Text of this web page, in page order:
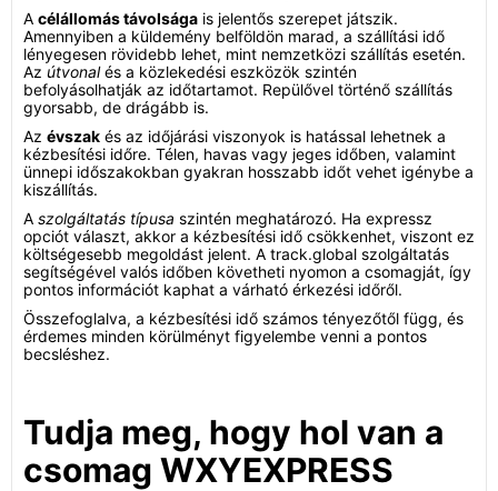
A célállomás távolsága is jelentős szerepet játszik.
Amennyiben a küldemény belföldön marad, a szállítási idő
lényegesen rövidebb lehet, mint nemzetközi szállítás esetén.
Az útvonalés a közlekedési eszközök szintén
befolyásolhatják az időtartamot. Repülővel történő szállítás
gyorsabb, de drágább is.
Az évszak és az időjárási viszonyok is hatással lehetnek a
kézbesítési időre. Télen, havas vagy jeges időben, valamint
ünnepi időszakokban gyakran hosszabb időt vehet igénybe a
kiszállítás.
A szolgáltatás típusa szintén meghatározó. Ha expressz
opciót választ, akkor a kézbesítési idő csökkenhet, viszont ez
költségesebb megoldást jelent. A track.global szolgáltatás
segítségével valós időben követheti nyomon a csomagját, így
pontos információt kaphat a várható érkezési időről.
Összefoglalva, a kézbesítési idő számos tényezőtől függ, és
érdemes minden körülményt figyelembe venni a pontos
becsléshez.
Tudja meg, hogy hol van a
csomag WXYEXPRESS